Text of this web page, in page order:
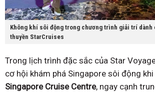
Không khí sôi động trong chương trình giải trí dành
thuyền StarCruises
Trong lịch trình đặc sắc của Star
cơ hội khám phá Singapore sôi động
Singapore Cruise Centre, ngay cạnh